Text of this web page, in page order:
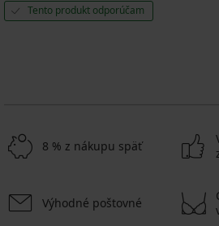
Tento produkt odporúčam
8 % z nákupu späť
Výhodné poštovné